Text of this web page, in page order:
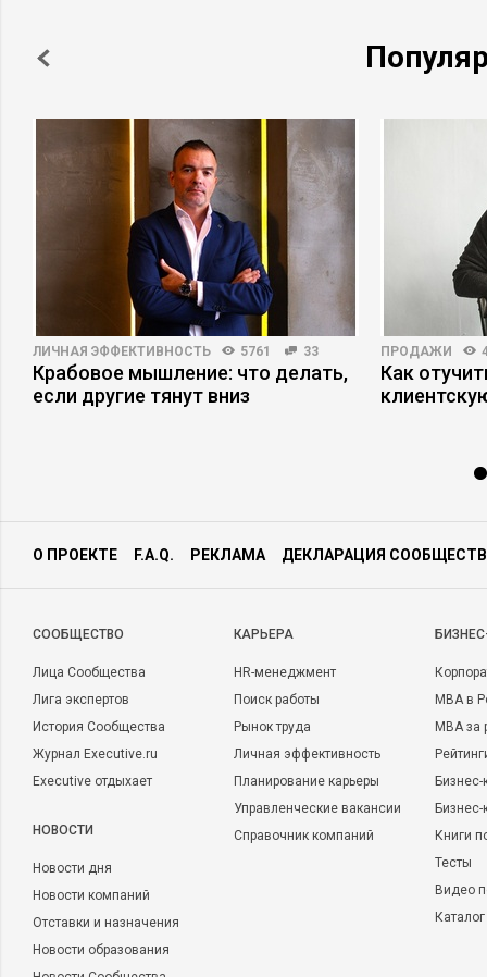
ЛИЧНАЯ ЭФФЕКТИВНОСТЬ 5761 33
Крабовое мышление: что делать,
если другие тянут вниз
ПРОДАЖИ
Как
О ПРОЕКТЕ F.A.Q. РЕКЛАМА ДЕКЛАРАЦИЯ
CООБЩЕСТВО
Лица Сообщества
Лига экспертов
История Сообщества
Журнал Executive.ru
Executive отдыхает
НОВОСТИ
Новости дня
Новости компаний
Отставки и назначения
Новости образования
КАРЬЕРА
HR-менеджмент
Поиск работы
Рынок труда
Личная эффективность
Планирование карьеры
Управленческие вакансии
Справочник компаний
MBA в
MBA
Бизнес-
Книги
Тесты
Видео